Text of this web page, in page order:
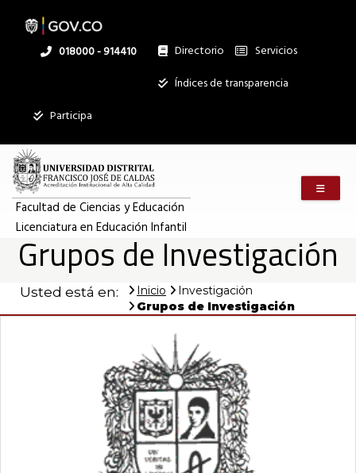
contenido
Linea
018000 - 914410 Directorio
Institucional
Servicios
Índices de transparencia
Participa
Facultad de Ciencias y Educación
Licenciatura en Educación Infantil
Grupos de Investigación
Usted está en: Inicio
Investigación
Grupos de Investigación